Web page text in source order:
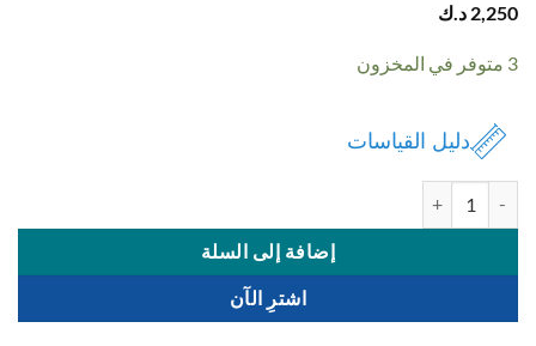
د.ك
دليل القياسات
إضافة إلى السلة
اشترِ الآن